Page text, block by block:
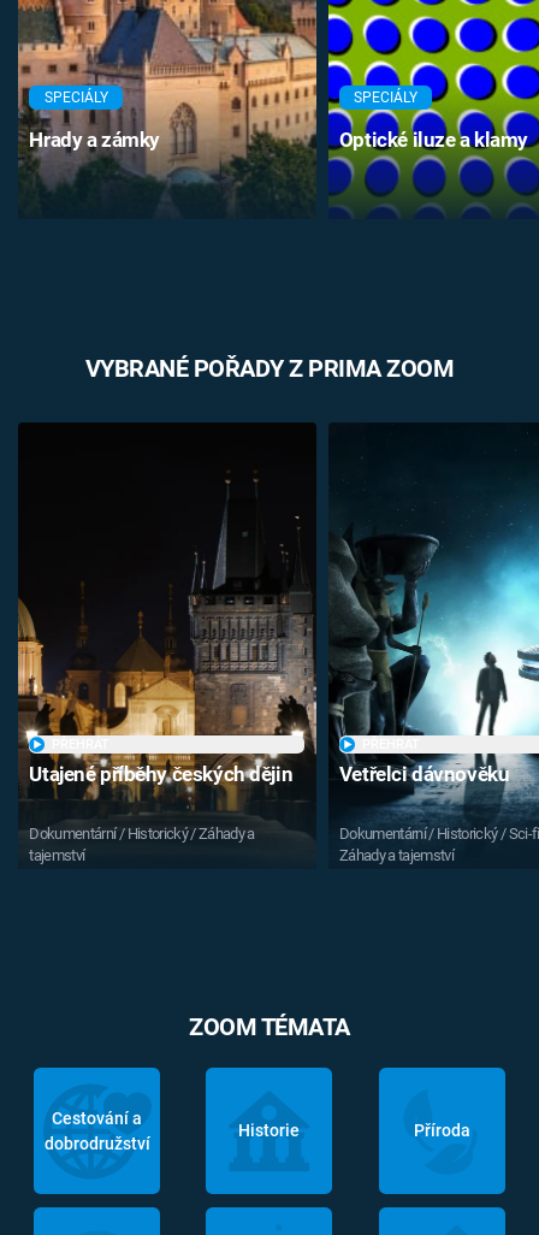
SPECIÁLY
Hrady a zámky
SPECIÁLY
Optické iluze a klamy
VYBRANÉ POŘADY Z PRIMA ZOOM
Utajené příběhy českých dějin
Dokumentární / Historický / Záhady a
tajemství
Vetřelci dávnověku
Dokumentární / Historický / Sci-
Záhady a tajemství
ZOOM TÉMATA
Cestování a
dobrodružství
Historie Příroda